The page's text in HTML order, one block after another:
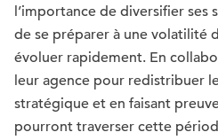
l’importance de diversifier
de se préparer à une volatilité
évoluer rapidement. En
leur agence pour redistribuer
stratégique et en faisant
pourront traverser cette